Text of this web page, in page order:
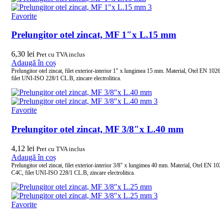
Favorite
Prelungitor otel zincat, MF 1″x L.15 mm
6,30 lei Pret cu TVA inclus
Adaugă în coș
Prelungitor otel zincat, filet exterior-interior 1" x lungimea 15 mm. Material, Otel EN
filet UNI-ISO 228/1 CL.B, zincare electrolitica.
Favorite
Prelungitor otel zincat, MF 3/8″x L.40 mm
4,12 lei Pret cu TVA inclus
Adaugă în coș
Prelungitor otel zincat, filet exterior-interior 3/8" x lungimea 40 mm. Material, Otel EN
C4C, filet UNI-ISO 228/1 CL.B, zincare electrolitica.
Favorite